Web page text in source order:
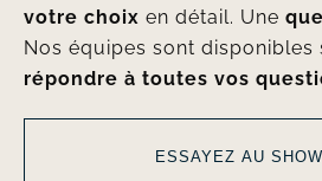
votre choix en détail. Une
Nos équipes sont
répondre à toutes vos
ESSAYEZ AU